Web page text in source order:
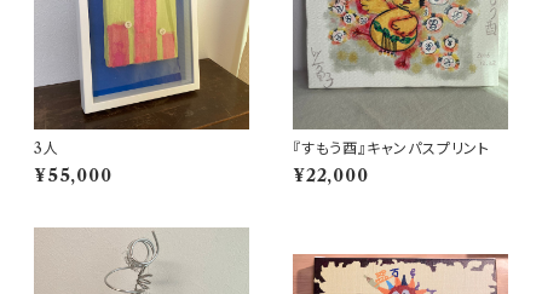
3人
¥55,000
『すもう酉』キャンパスプリント
¥22,000